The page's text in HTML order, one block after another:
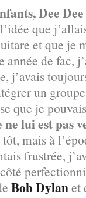
Dee
que
et que je
de fac,
j’avais
un
que je
lui est pas
mais à
frustrée,
Bob Dylanet